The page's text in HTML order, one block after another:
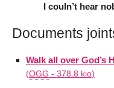
I couln’t hear
Documents
Walk all over God’s
(OGG - 378.8 kio)